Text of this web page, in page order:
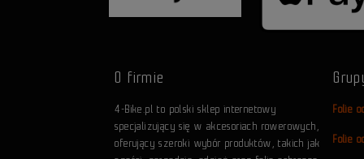
O firmie
4-Bike.pl to polski sklep internetowy
specjalizujący się w akcesoriach rowerowych,
oferujący szeroki wybór produktów, takich jak
Folie
Folie